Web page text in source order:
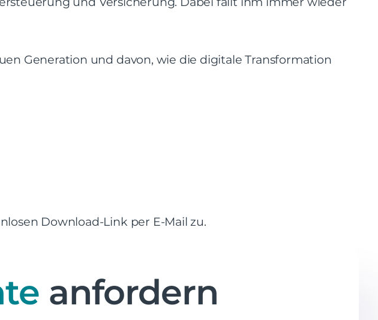
Generation und davon, wie die digitale Transformation
Download-Link per E-Mail zu.
anfordern